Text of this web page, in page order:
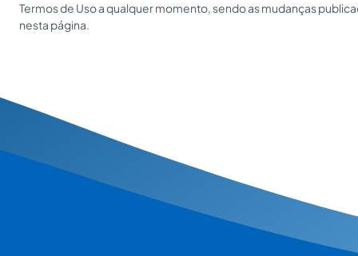
Termos de Uso a qualquer momento, sendo as mudanças
nesta página.